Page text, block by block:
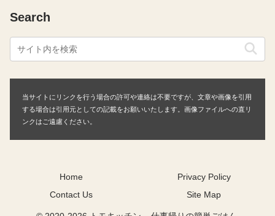
Search
当サイトにリンクを行う場合の許可や連絡は不要ですが、文章や画像を引用
する場合は引用元としての記載をお願いいたします。画像ファイルへの直リ
ンクはご遠慮ください。
Home
Privacy Policy
Contact Us
Site Map